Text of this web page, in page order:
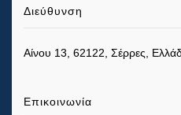
Διεύθυνση
Αίνου 13, 62122, Σέρρες,
Επικοινωνία